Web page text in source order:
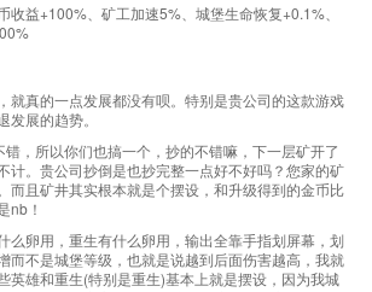
收益+100%、矿工加速5%、城堡生命恢复+0.1%、
就真的一点发展都没有呗。特别是贵公司的这款游戏
展的趋势。
错，所以你们也搞一个，抄的不错嘛，下一层矿开了
计。贵公司抄倒是也抄完整一点好不好吗？您家的矿
而且矿井其实根本就是个摆设，和升级得到的金币比
nb！
么卵用，重生有什么卵用，输出全靠手指划屏幕，划
而不是城堡等级，也就是说越到后面伤害越高，我就
英雄和重生(特别是重生)基本上就是摆设，因为我城